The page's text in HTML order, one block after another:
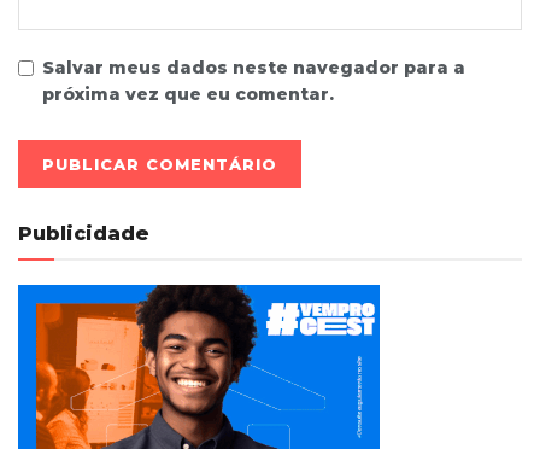
Salvar meus dados neste navegador para a
próxima vez que eu comentar.
Publicidade